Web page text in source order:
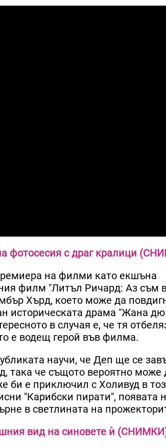
фотосесия с драг кралици
на филми като екшъна
филм "Литъл Ричард: Аз съм
Хърд, което може да
историческата драма "Жана
в случая е, че тя
е водещ герой във филма.
научи, че Деп ще се
така че същото вероятно може
би е приключил с Холивуд в
"Карибски пирати", появата
в светлината на
вид на синовете ѝ